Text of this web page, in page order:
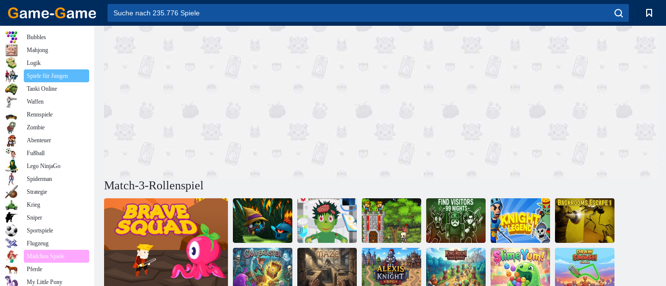
Match-3-Rollenspiel
Orkio
Monster
Krankenhaus
Mini Wächter
Schloss
Verteidigung
Finden Sie
Besucher 99
Nächte
Ritterlegende
Hinterzimmerflucht
1
Bubbles
Mahjong
Logik
Spiele für Jungen
Tanki Online
Waffen
Rennspiele
Zombie
Abenteuer
Fußball
Lego NinjaGo
Spiderman
Strategie
Krieg
Sniper
Sportspiele
Flugzeug
Mädchen Spiele
Pferde
My Little Pony